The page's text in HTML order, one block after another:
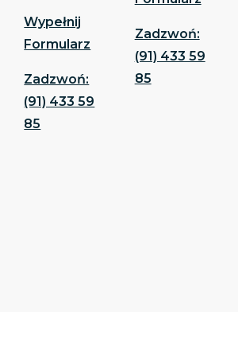
Wypełnij
Formularz
Zadzwoń:
(91) 433 59
85
Zadzwoń:
(91) 433 59
85